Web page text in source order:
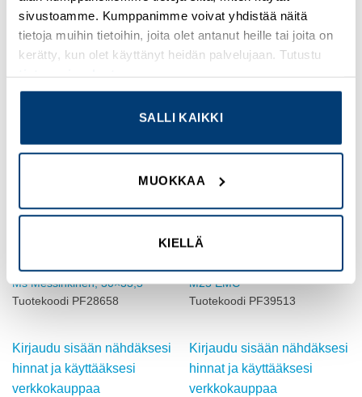
sivustoamme. Kumppanimme voivat yhdistää näitä
tietoja muihin tietoihin, joita olet antanut heille tai joita on
kerätty, kun olet käyttänyt heidän palvelujaan. Tutustu
SALLI KAIKKI
MUOKKAA
KIELLÄ
TUTUSTU MYÖS
Add to
225/5 Vastamutteri M25x1.5
Ms Messinkinen, 30×33,5
Tuotekoodi PF28658
Kirjaudu sisään nähdäksesi
hinnat ja käyttääksesi
verkkokauppaa
Vastamutteri GMM 225/7 PA
M25 EMC
Tuotekoodi PF39513
Kirjaudu sisään nähdäksesi
hinnat ja käyttääksesi
verkkokauppaa